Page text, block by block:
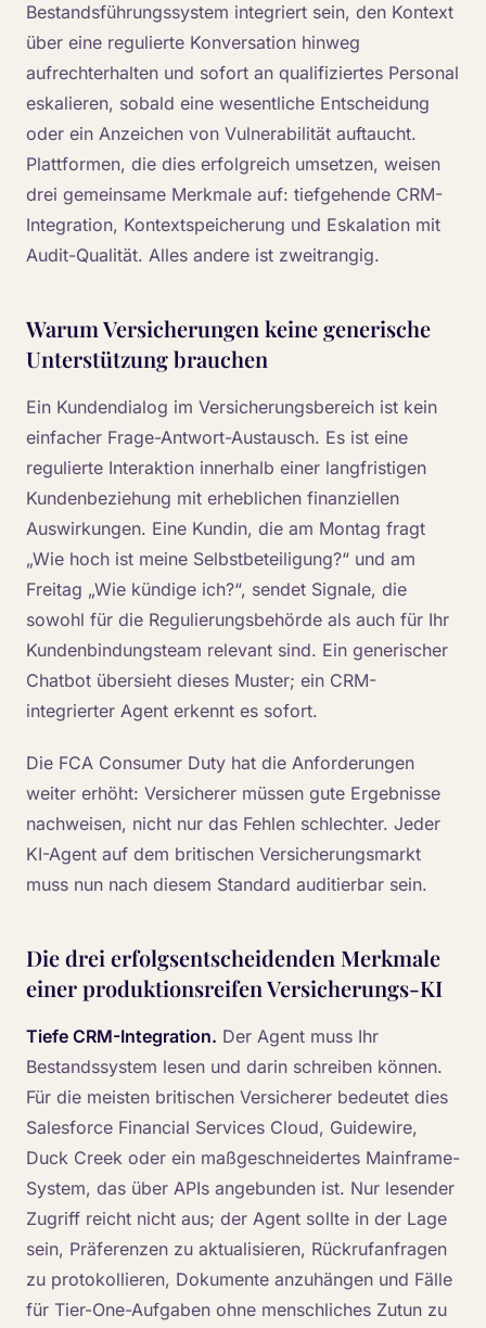
Bestandsführungssystem integriert sein, den Kontext
über eine regulierte Konversation hinweg
aufrechterhalten und sofort an qualifiziertes Personal
eskalieren, sobald eine wesentliche Entscheidung
oder ein Anzeichen von Vulnerabilität auftaucht.
Plattformen, die dies erfolgreich umsetzen, weisen
drei gemeinsame Merkmale auf: tiefgehende CRM-
Integration, Kontextspeicherung und Eskalation mit
Audit-Qualität. Alles andere ist zweitrangig.
Warum Versicherungen keine generische
Unterstützung brauchen
Ein Kundendialog im Versicherungsbereich ist kein
einfacher Frage-Antwort-Austausch. Es ist eine
regulierte Interaktion innerhalb einer langfristigen
Kundenbeziehung mit erheblichen finanziellen
Auswirkungen. Eine Kundin, die am Montag fragt
„Wie hoch ist meine Selbstbeteiligung?“ und am
Freitag „Wie kündige ich?“, sendet Signale, die
sowohl für die Regulierungsbehörde als auch für Ihr
Kundenbindungsteam relevant sind. Ein generischer
Chatbot übersieht dieses Muster; ein CRM-
integrierter Agent erkennt es sofort.
Die FCA Consumer Duty hat die Anforderungen
weiter erhöht: Versicherer müssen gute Ergebnisse
nachweisen, nicht nur das Fehlen schlechter. Jeder
KI-Agent auf dem britischen Versicherungsmarkt
muss nun nach diesem Standard auditierbar sein.
Die drei erfolgsentscheidenden Merkmale
einer produktionsreifen Versicherungs-KI
Tiefe CRM-Integration. Der Agent muss Ihr
Bestandssystem lesen und darin schreiben können.
Für die meisten britischen Versicherer bedeutet dies
Salesforce Financial Services Cloud, Guidewire,
Duck Creek oder ein maßgeschneidertes Mainframe-
System, das über APIs angebunden ist. Nur lesender
Zugriff reicht nicht aus; der Agent sollte in der Lage
sein, Präferenzen zu aktualisieren, Rückrufanfragen
zu protokollieren, Dokumente anzuhängen und Fälle
für Tier-One-Aufgaben ohne menschliches Zutun zu